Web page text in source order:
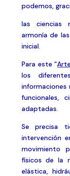
podemos,
las ciencias
armonía de
inicial.
Para este “
los
informaciones
funcionales,
adaptadas.
Se precisa
intervención
movimiento
físicos de la
elástica,